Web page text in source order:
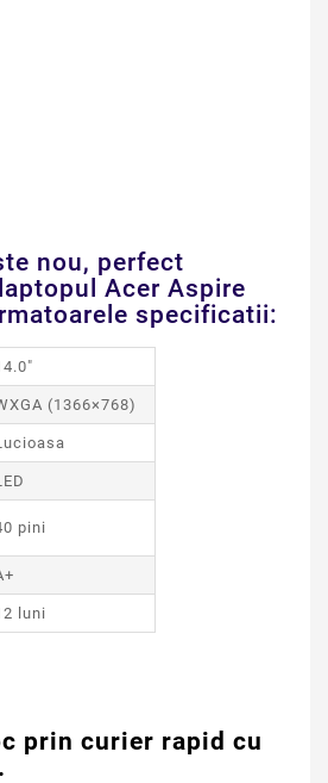
nou, perfect
Acer Aspire
specificatii:
(1366×768)
pini
luni
prin curier rapid cu